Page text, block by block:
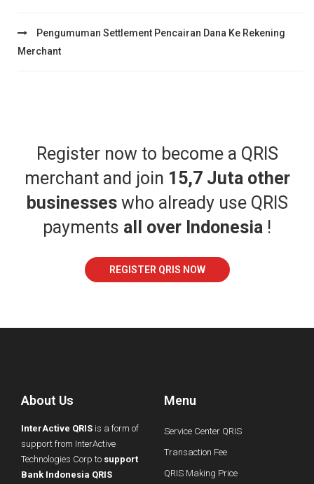
Pengumuman Settlement Pencairan Dana Ke Rekening
Merchant
Register now to become a QRIS
merchant and join 15,7 Juta other
businesseswho already use QRIS
payments all over Indonesia !
REGISTER QRIS NOW
About Us
InterActive QRIS is a form of
support from InterActive
Technologies Corp to support
Bank Indonesia QRIS
Menu
Service Center QRIS
Transaction Fee
QRIS Making Price